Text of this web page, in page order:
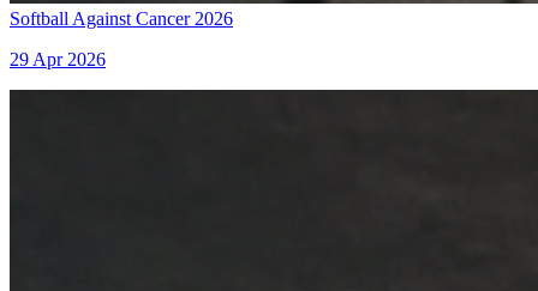
Softball Against Cancer 2026
29 Apr 2026